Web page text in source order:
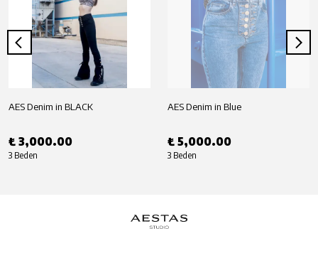
AES Denim in BLACK
₺ 3,000.00
3 Beden
AES Denim in Blue
₺ 5,000.00
3 Beden